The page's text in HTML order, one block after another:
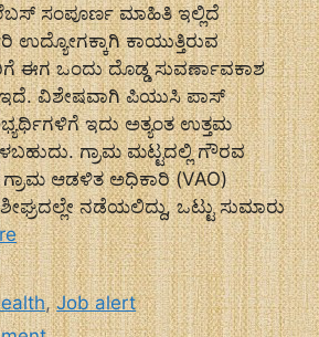
ಸಂಪೂರ್ಣ ಮಾಹಿತಿ ಇಲ್ಲಿದೆ
ಉದ್ಯೋಗಕ್ಕಾಗಿ ಕಾಯುತ್ತಿರುವ
ಈಗ ಒಂದು ದೊಡ್ಡ ಸುವರ್ಣಾವಕಾಶ
ವಿಶೇಷವಾಗಿ ಪಿಯುಸಿ ಪಾಸ್
ಇದು ಅತ್ಯಂತ ಉತ್ತಮ
ಗ್ರಾಮ ಮಟ್ಟದಲ್ಲಿ ಗೌರವ
ಗ್ರಾಮ ಆಡಳಿತ ಅಧಿಕಾರಿ (VAO)
ನಡೆಯಲಿದ್ದು, ಒಟ್ಟು ಸುಮಾರು
,Job alert